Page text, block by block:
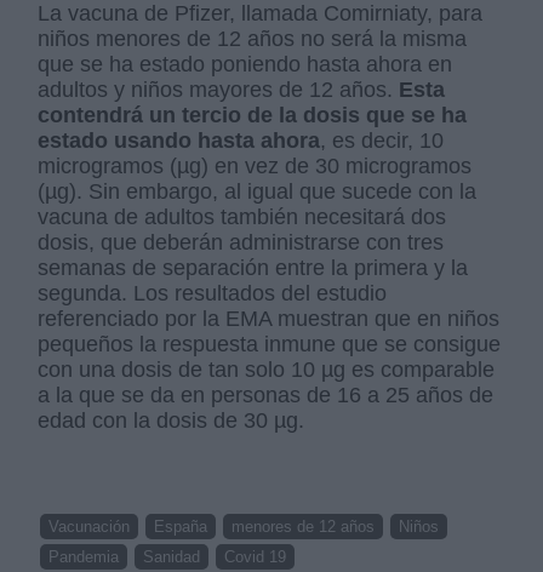
La vacuna de Pfizer, llamada Comirniaty, para
niños menores de 12 años no será la misma
que se ha estado poniendo hasta ahora en
adultos y niños mayores de 12 años. Esta
contendrá un tercio de la dosis que se ha
estado usando hasta ahora, es decir, 10
microgramos (µg) en vez de 30 microgramos
(µg). Sin embargo, al igual que sucede con la
vacuna de adultos también necesitará dos
dosis, que deberán administrarse con tres
semanas de separación entre la primera y la
segunda. Los resultados del estudio
referenciado por la EMA muestran que en niños
pequeños la respuesta inmune que se consigue
con una dosis de tan solo 10 µg es comparable
a la que se da en personas de 16 a 25 años de
edad con la dosis de 30 µg.
Vacunación España menores de 12 años
Niños
Pandemia
Sanidad Covid 19